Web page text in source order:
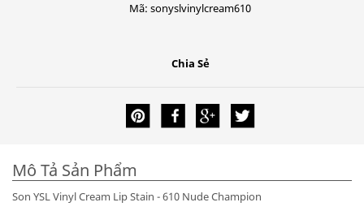
Mã: sonyslvinylcream610
Chia Sẻ
Mô Tả Sản Phẩm
Son YSL Vinyl Cream Lip Stain - 610 Nude Champion